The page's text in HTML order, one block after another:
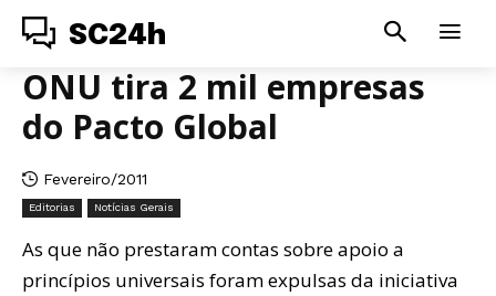
SC24h
ONU tira 2 mil empresas
do Pacto Global
Fevereiro/2011
Editorias Notícias Gerais
As que não prestaram contas sobre apoio a
princípios universais foram expulsas da iniciativa